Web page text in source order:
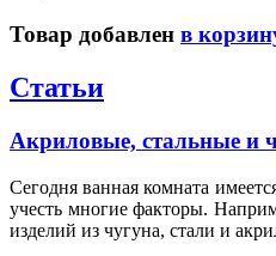
Товар добавлен в
Статьи
Акриловые, стальные и
Сегодня ванная комната
учесть многие факторы.
изделий из чугуна, стали и